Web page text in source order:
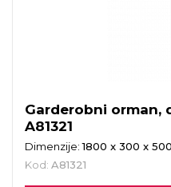
Garderobni orman,
A81321
Dimenzije:1800 x 300 x
Kod: A81321